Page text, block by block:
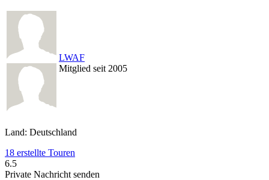
LWAF
Mitglied seit 2005
Land: Deutschland
18 erstellte Touren
6.5
Private Nachricht senden